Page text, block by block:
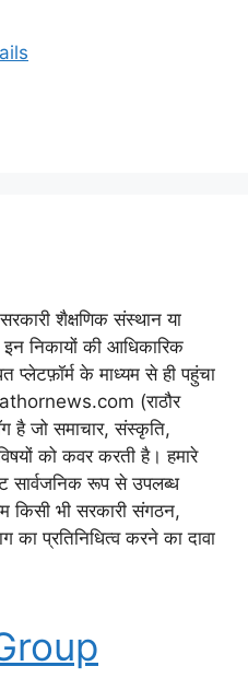
शैक्षणिक संस्थान या
निकायों की आधिकारिक
के माध्यम से ही पहुंचा
(राठौर
है जो समाचार, संस्कृति,
को कवर करती है। हमारे
सार्वजनिक रूप से उपलब्ध
किसी भी सरकारी संगठन,
का प्रतिनिधित्व करने का दावा